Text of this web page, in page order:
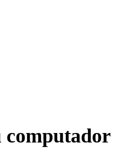
computador